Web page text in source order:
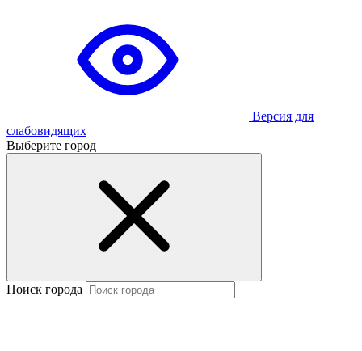
Версия для
слабовидящих
Выберите город
Поиск города